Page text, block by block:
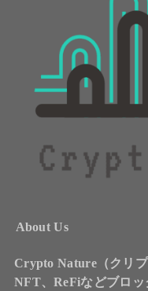
About Us
Crypto Nature（クリ
NFT、ReFiなどブロ